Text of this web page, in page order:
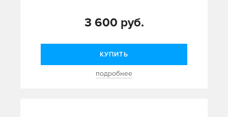
3 600 руб.
КУПИТЬ
подробнее